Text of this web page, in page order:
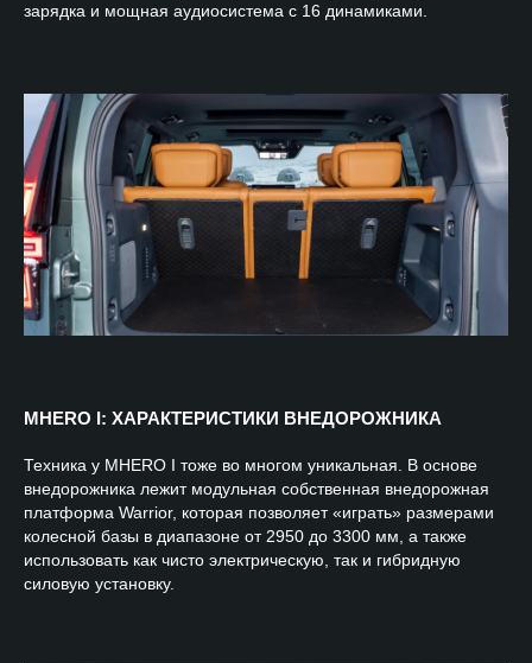
зарядка и мощная аудиосистема с 16 динамиками.
MHERO I: ХАРАКТЕРИСТИКИ ВНЕДОРОЖНИКА
Техника у MHERO I тоже во многом уникальная. В основе
внедорожника лежит модульная собственная внедорожная
платформа Warrior, которая позволяет «играть» размерами
колесной базы в диапазоне от 2950 до 3300 мм, а также
использовать как чисто электрическую, так и гибридную
силовую установку.